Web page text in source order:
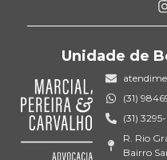
Unidade de
(31)
(31)
R. Rio
Bairro